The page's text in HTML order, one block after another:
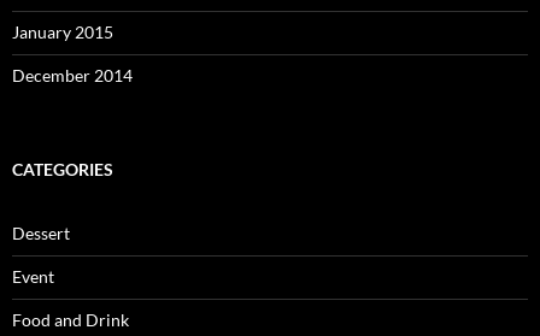
January 2015
December 2014
CATEGORIES
Dessert
Event
Food and Drink